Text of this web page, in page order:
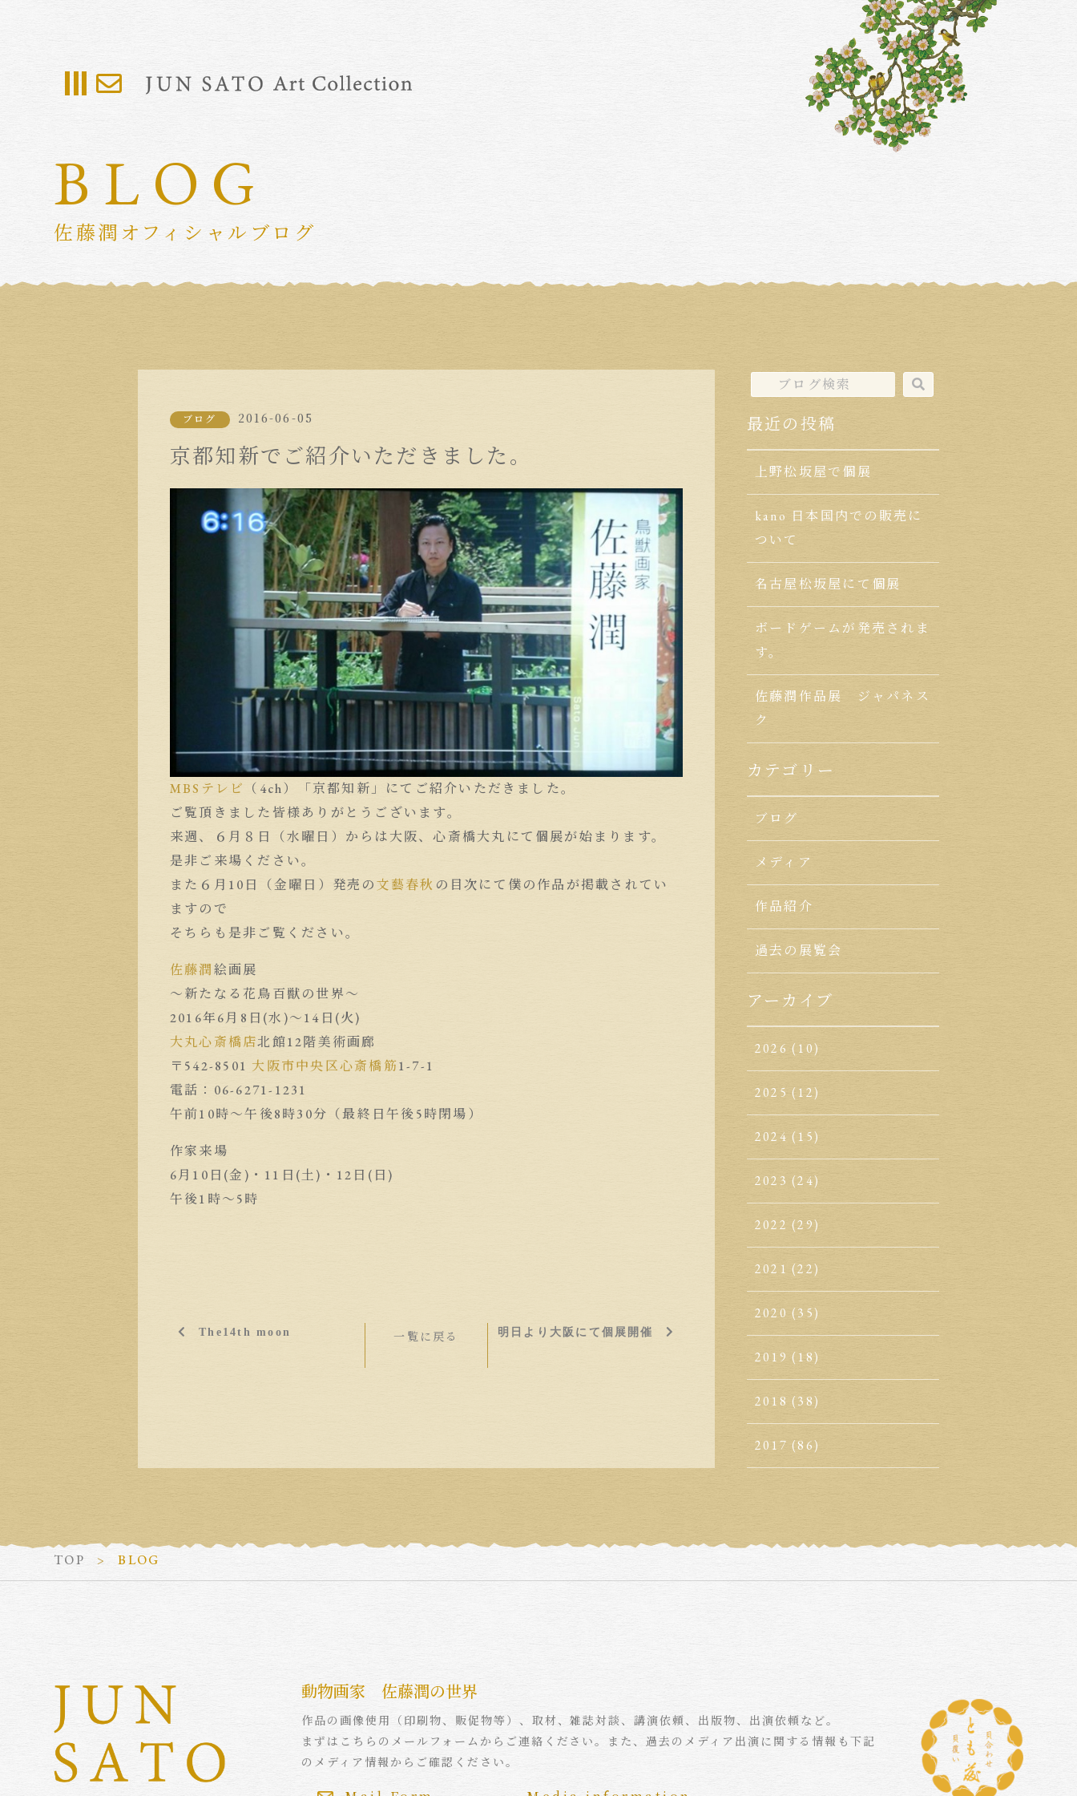
BLOG
佐藤潤オフィシャルブログ
ブログ 2016-06-05
京都知新でご紹介いただきました。
MBSテレビ
（4ch）「京都知新」にてご紹介いただきました。
ご覧頂きました皆様ありがとうございます。
来週、６月８日（水曜日）からは大阪、心斎橋大丸にて個展が始まります。
是非ご来場ください。
また６月10日（金曜日）発売の文藝春秋 の目次にて僕の作品が掲載されてい
ますので
そちらも是非ご覧ください。
佐藤潤絵画展
〜新たなる花鳥百獣の世界〜
2016年6月8日(水)〜14日(火)
大丸心斎橋店北館12階美術画廊
〒542-8501 大阪市中央区心斎橋筋1-7-1
電話：06-6271-1231
午前10時〜午後8時30分（最終日午後5時閉場）
作家来場
6月10日(金)・11日(土)・12日(日)
午後1時〜5時
The14th moon 一覧に戻る 明日より大阪にて個展開催
最近の投稿
上野松坂屋で個展
kano 日本国内での販売に
ついて
名古屋松坂屋にて個展
ボードゲームが発売されま
す。
佐藤潤作品展 ジャパネス
ク
カテゴリー
ブログ
メディア
作品紹介
過去の展覧会
アーカイブ
2026 (10)
2025 (12)
2024 (15)
2023 (24)
2022 (29)
2021 (22)
2020 (35)
2019 (18)
2018 (38)
2017 (86)
TOP BLOG
動物画家 佐藤潤の世界
作品の画像使用（印刷物、販促物等）、取材、雑誌対談、講演依頼、出版物、出演依頼など。
まずはこちらのメールフォームからご連絡ください。また、過去のメディア出演に関する情報も下記
のメディア情報からご確認ください。